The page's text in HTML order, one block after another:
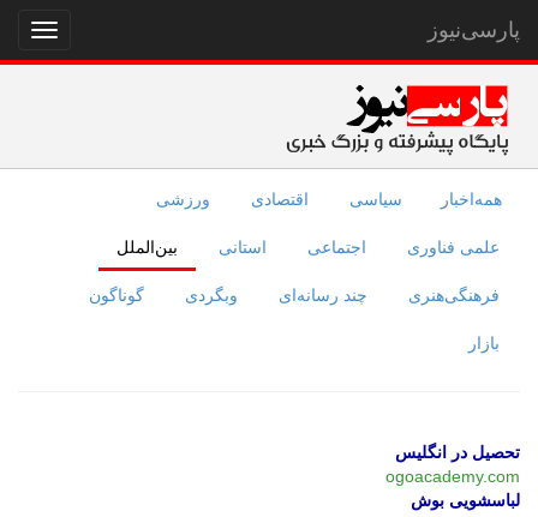
نمایش
منو
پارسی‌نیوز
همه‌اخبار سیاسی اقتصادی ورزشی
علمی فناوری اجتماعی استانی بین‌الملل
فرهنگی‌هنری چند رسانه‌ای وبگردی گوناگون
بازار
تحصیل در انگلیس
ogoacademy.com
لباسشویی بوش